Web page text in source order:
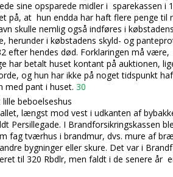
sine opsparede midler i sparekassen i
på, at hun endda har haft flere penge til
skulle nemlig også indføres i
herunder i købstadens skyld- og
efter hendes død. Forklaringen må
har betalt huset kontant på auktionen,
og hun har ikke på noget tidspunkt
med pant i huset. 30
beboelseshus
længst mod vest i udkanten af
Persillegade. I Brandforsikringskassen
fag tværhus i brandmur, dvs. mure af
bygninger eller skure. Det var i
til 320 Rbdlr, men faldt i de senere år